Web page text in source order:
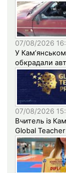
07/08/2026
У
обкрадали
07/08/2026
Вчитель із
Global